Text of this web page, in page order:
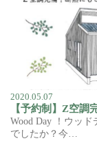
2020.05.07
【予約制】Z空調
Wood Day ！ウッ
でしたか？今…